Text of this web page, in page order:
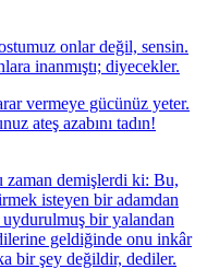
onlar değil, sensin.
inanmıştı; diyecekler.
vermeye gücünüz yeter.
ateş azabını tadın!
zaman demişlerdi ki: Bu,
isteyen bir adamdan
bir yalandan
geldiğinde onu inkâr
bir şey değildir, dediler.